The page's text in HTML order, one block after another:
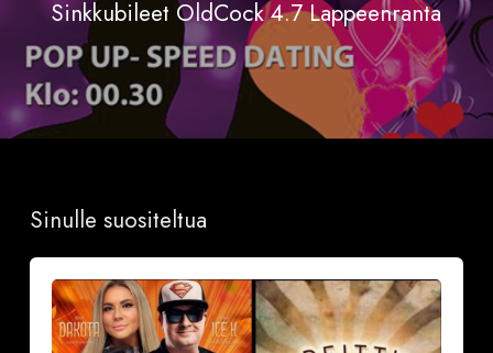
Sinkkubileet OldCock 4.7 Lappeenranta
Sinulle suositeltua
19.9.2026